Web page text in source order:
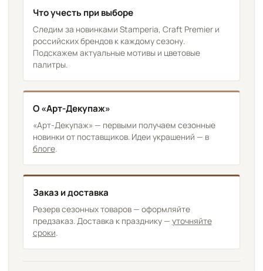
Что учесть при выборе
Следим за новинками Stamperia, Craft Premier и
российских брендов к каждому сезону.
Подскажем актуальные мотивы и цветовые
палитры.
О «Арт-Декупаж»
«Арт-Декупаж» — первыми получаем сезонные
новинки от поставщиков. Идеи украшений — в
блоге.
Заказ и доставка
Резерв сезонных товаров — оформляйте
предзаказ. Доставка к празднику — уточняйте
сроки